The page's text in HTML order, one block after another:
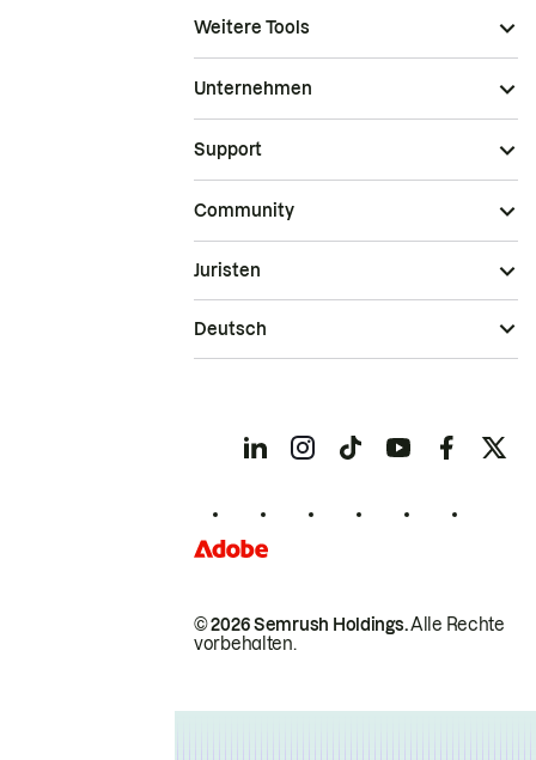
Weitere Tools
Unternehmen
Support
Community
© 2026 Semrush Holdings.Alle Rechte
vorbehalten.
Juristen
Deutsch